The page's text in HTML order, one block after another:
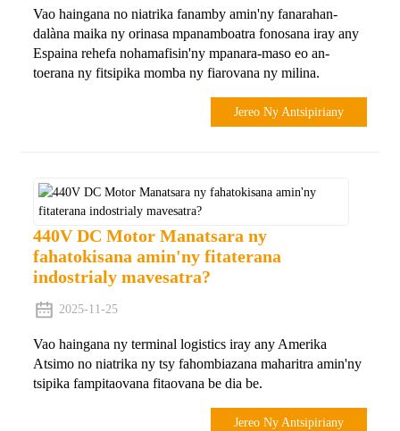
Vao haingana no niatrika fanamby amin'ny fanarahan-
dalàna maika ny orinasa mpanamboatra fonosana iray any
Espaina rehefa nohamafisin'ny mpanara-maso eo an-
toerana ny fitsipika momba ny fiarovana ny milina.
Jereo Ny Antsipiriany
440V DC Motor Manatsara ny
fahatokisana amin'ny fitaterana
indostrialy mavesatra?
2025-11-25
Vao haingana ny terminal logistics iray any Amerika
Atsimo no niatrika ny tsy fahombiazana maharitra amin'ny
tsipika fampitaovana fitaovana be dia be.
Jereo Ny Antsipiriany